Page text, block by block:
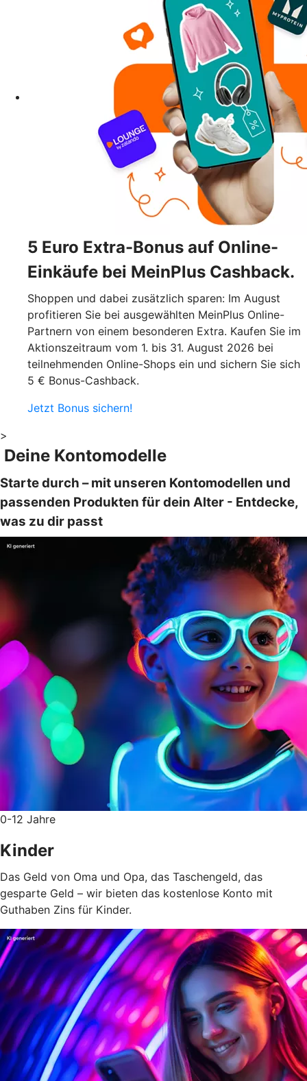
5 Euro Extra-Bonus auf Online-
Einkäufe bei MeinPlus Cashback.
Shoppen und dabei zusätzlich sparen: Im August
profitieren Sie bei ausgewählten MeinPlus Online-
Partnern von einem besonderen Extra. Kaufen Sie im
Aktionszeitraum vom 1. bis 31. August 2026 bei
teilnehmenden Online-Shops ein und sichern Sie sich
5 € Bonus-Cashback.
Jetzt Bonus sichern!
>
Deine Kontomodelle
Starte durch – mit unseren Kontomodellen und
passenden Produkten für dein Alter - Entdecke,
was zu dir passt
0-12 Jahre
Kinder
Das Geld von Oma und Opa, das Taschengeld, das
gesparte Geld – wir bieten das kostenlose Konto mit
Guthaben Zins für Kinder.